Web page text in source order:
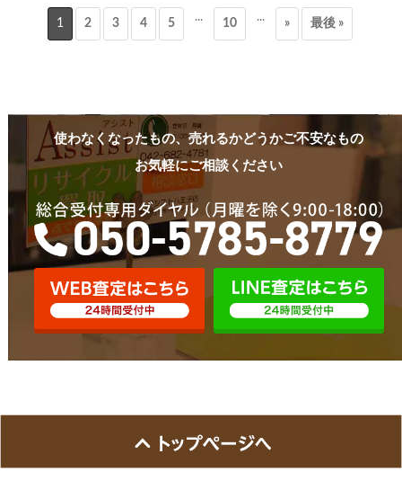
1 2 3 4 5 ... 10 ... » 最後 »
使わなくなったもの、売れるかどうかご不安なもの
お気軽にご相談ください